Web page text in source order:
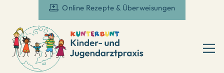
Online Rezepte & Überweisungen